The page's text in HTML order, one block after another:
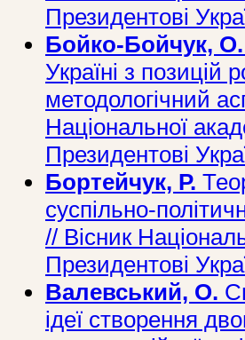
Президентові
Бойко-Бойчук, О.
Україні з позицій
методологічний
Національної
Президентові
Бортейчук, Р.
суспільно-
// Вісник
Президентові
Валевський, О.
ідеї створення